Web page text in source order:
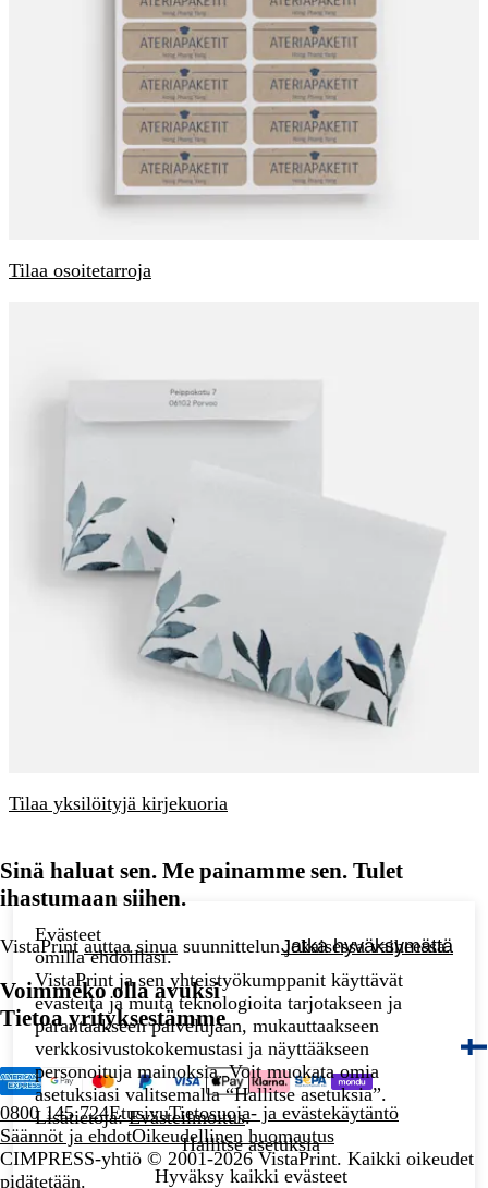
Tilaa osoitetarroja
Tilaa yksilöityjä kirjekuoria
Sinä haluat sen. Me painamme sen. Tulet
ihastumaan siihen.
VistaPrintauttaa sinua suunnittelun jokaisessa vaiheessa.
Voimmeko olla avuksi
Tietoa yrityksestämme
0800 145 724EtusivuTietosuoja- ja evästekäytäntö
Säännöt ja ehdotOikeudellinen huomautus
CIMPRESS-yhtiö © 2001-2026 VistaPrint. Kaikki oikeudet
pidätetään.
Evästeet
omilla ehdoillasi.
Jatka hyväksymättä
VistaPrint ja sen yhteistyökumppanit käyttävät
evästeitä ja muita teknologioita tarjotakseen ja
parantaakseen palvelujaan, mukauttaakseen
verkkosivustokokemustasi ja näyttääkseen
personoituja mainoksia. Voit muokata omia
asetuksiasi valitsemalla “Hallitse asetuksia”.
Lisätietoja:Evästeilmoitus.
Hallitse asetuksia
Hyväksy kaikki evästeet